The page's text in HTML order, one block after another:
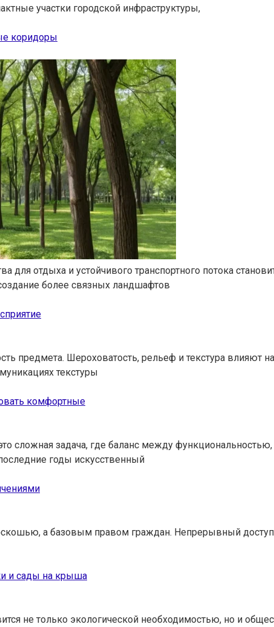
участки городской инфраструктуры,
коридоры
для отдыха и устойчивого транспортного потока
более связных ландшафтов
предмета. Шероховатость, рельеф и текстура влияют
текстуры
комфортные
сложная задача, где баланс между
годы искусственный
а базовым правом граждан. Непрерывный
и сады на крыша
не только экологической необходимостью, но и